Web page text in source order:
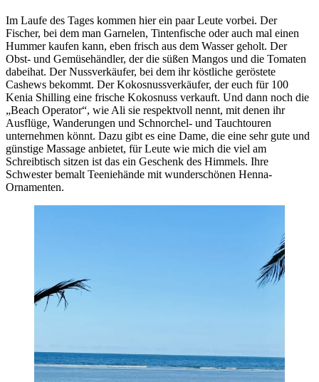
Im Laufe des Tages kommen hier ein paar Leute vorbei. Der
Fischer, bei dem man Garnelen, Tintenfische oder auch mal einen
Hummer kaufen kann, eben frisch aus dem Wasser geholt. Der
Obst- und Gemüsehändler, der die süßen Mangos und die Tomaten
dabeihat. Der Nussverkäufer, bei dem ihr köstliche geröstete
Cashews bekommt. Der Kokosnussverkäufer, der euch für 100
Kenia Shilling eine frische Kokosnuss verkauft. Und dann noch die
„Beach Operator“, wie Ali sie respektvoll nennt, mit denen ihr
Ausflüge, Wanderungen und Schnorchel- und Tauchtouren
unternehmen könnt. Dazu gibt es eine Dame, die eine sehr gute und
günstige Massage anbietet, für Leute wie mich die viel am
Schreibtisch sitzen ist das ein Geschenk des Himmels. Ihre
Schwester bemalt Teeniehände mit wunderschönen Henna-
Ornamenten.